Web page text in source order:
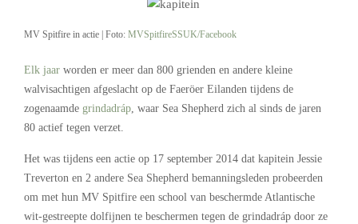
MV Spitfire in actie | Foto: MVSpitfireSSUK/Facebook
Elk jaar worden er meer dan 800 grienden en andere kleine
walvisachtigen afgeslacht op de Faeröer Eilanden tijdens de
zogenaamde grindadráp , waar Sea Shepherd zich al sinds de jaren
80 actief tegen verzet.
Het was tijdens een actie op 17 september 2014 dat kapitein Jessie
Treverton en 2 andere Sea Shepherd bemanningsleden probeerden
om met hun MV Spitfire een school van beschermde Atlantische
wit-gestreepte dolfijnen te beschermen tegen de grindadráp door ze